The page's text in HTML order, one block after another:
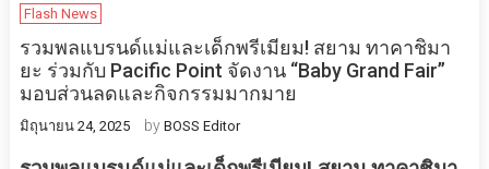
Flash News
รวมพลแบรนด์แม่และเด็กพรีเมียม! สยาม ทาคาชิมา
ยะ ร่วมกับ Pacific Point จัดงาน “Baby Grand Fair”
มอบส่วนลดและกิจกรรมมากมาย
มิถุนายน 24, 2025 by BOSS Editor